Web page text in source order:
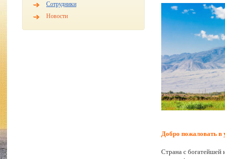
Сотрудники
Новости
Добро пожаловать
Страна с